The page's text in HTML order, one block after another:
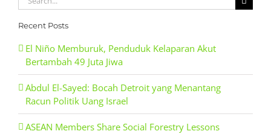
for:
Recent Posts
El Niño Memburuk, Penduduk Kelaparan Akut
Bertambah 49 Juta Jiwa
Abdul El-Sayed: Bocah Detroit yang Menantang
Racun Politik Uang Israel
ASEAN Members Share Social Forestry Lessons